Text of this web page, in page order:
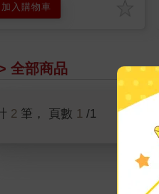
加入購物車
全部商品
2 筆， 頁數 1 /1